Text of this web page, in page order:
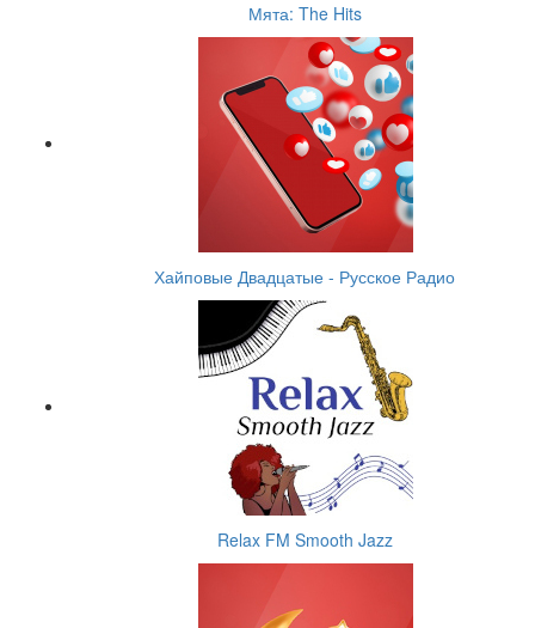
Мята: The Hits
Хайповые Двадцатые - Русское Радио
Relax FM Smooth Jazz